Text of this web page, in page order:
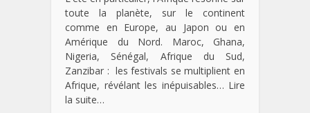
toute la planète, sur le continent
comme en Europe, au Japon ou en
Amérique du Nord. Maroc, Ghana,
Nigeria, Sénégal, Afrique du Sud,
Zanzibar : les festivals se multiplient en
Afrique, révélant les inépuisables… Lire
la suite…